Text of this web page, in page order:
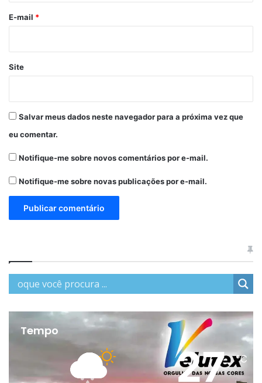
*
E-mail *
Site
Salvar meus dados neste navegador para a próxima vez que
eu comentar.
Notifique-me sobre novos comentários por e-mail.
Notifique-me sobre novas publicações por e-mail.
Tempo
27℃